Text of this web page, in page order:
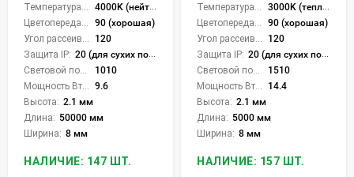
4000K (нейтральный)
90 (хорошая)
120
Защита IP: 20 (для сухих пом.)
1010
9.6
Высота: 2.1 мм
Длина: 50000 мм
Ширина: 8 мм
НАЛИЧИЕ: 147 ШТ.
3000K (теплый)
90 (хорошая)
120
Защита IP: 20 (для сухих пом.)
1510
14.4
Высота: 2.1 мм
Длина: 5000 мм
Ширина: 8 мм
НАЛИЧИЕ: 157 ШТ.